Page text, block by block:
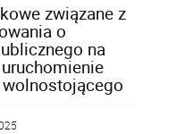
związane z
o
na